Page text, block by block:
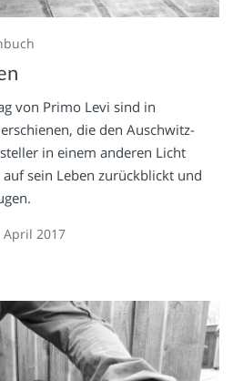
von Primo Levi sind in
die den Auschwitz-
in einem anderen Licht
sein Leben zurückblickt und
April 2017